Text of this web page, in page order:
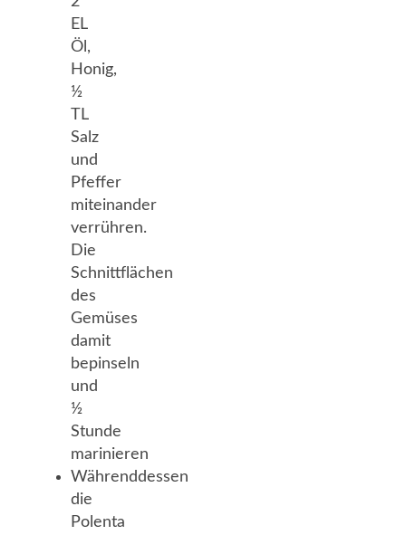
EL
Öl,
Honig,
½
TL
Salz
und
Pfeffer
miteinander
verrühren.
Die
Schnittflächen
des
Gemüses
damit
bepinseln
und
½
Stunde
marinieren
Währenddessen
die
Polenta